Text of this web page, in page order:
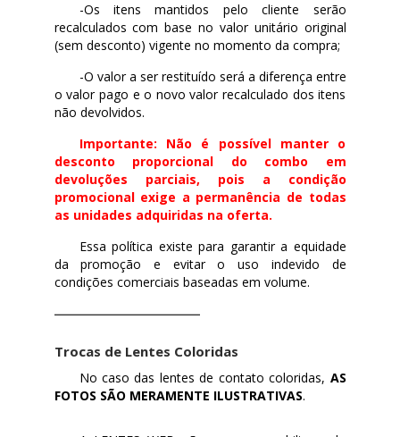
-Os itens mantidos pelo cliente serão
recalculados com base no valor unitário original
(sem desconto) vigente no momento da compra;
-O valor a ser restituído será a diferença entre
o valor pago e o novo valor recalculado dos itens
não devolvidos.
Importante: Não é possível manter o
desconto proporcional do combo em
devoluções parciais, pois a condição
promocional exige a permanência de todas
as unidades adquiridas na oferta.
Essa política existe para garantir a equidade
da promoção e evitar o uso indevido de
condições comerciais baseadas em volume.
Trocas de Lentes Coloridas
No caso das lentes de contato coloridas, AS
FOTOS SÃO MERAMENTE ILUSTRATIVAS.